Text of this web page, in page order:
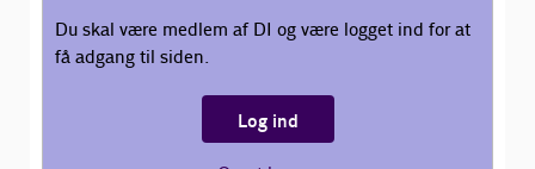
Du skal være medlem af DI og være logget ind for at
få adgang til siden.
Log ind